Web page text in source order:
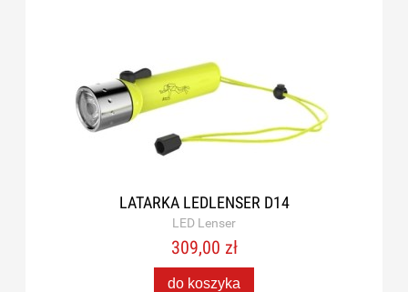
LATARKA LEDLENSER D14
LED Lenser
309,00 zł
do koszyka